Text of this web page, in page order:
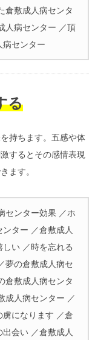
倉敷成人病センタ
人病センター ／頂
病センター
る
持ちます。五感や体
するとその感情表現
ます。
センター効果 ／ホ
ター ／倉敷成人
い ／時を忘れる
夢の倉敷成人病セ
倉敷成人病センタ
成人病センター ／
になります ／倉
会い ／倉敷成人